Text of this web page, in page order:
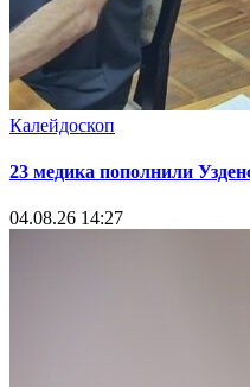
Калейдоскоп
23 медика пополнили
04.08.26 14:27